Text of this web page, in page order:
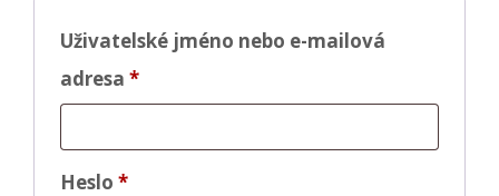
Uživatelské jméno nebo e-mailová
adresa *Povinné
Heslo *Povinné